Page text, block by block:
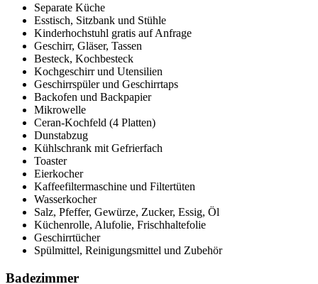
Separate Küche
Esstisch, Sitzbank und Stühle
Kinderhochstuhl gratis auf Anfrage
Geschirr, Gläser, Tassen
Besteck, Kochbesteck
Kochgeschirr und Utensilien
Geschirrspüler und Geschirrtaps
Backofen und Backpapier
Mikrowelle
Ceran-Kochfeld (4 Platten)
Dunstabzug
Kühlschrank mit Gefrierfach
Toaster
Eierkocher
Kaffeefiltermaschine und Filtertüten
Wasserkocher
Salz, Pfeffer, Gewürze, Zucker, Essig, Öl
Küchenrolle, Alufolie, Frischhaltefolie
Geschirrtücher
Spülmittel, Reinigungsmittel und Zubehör
Badezimmer